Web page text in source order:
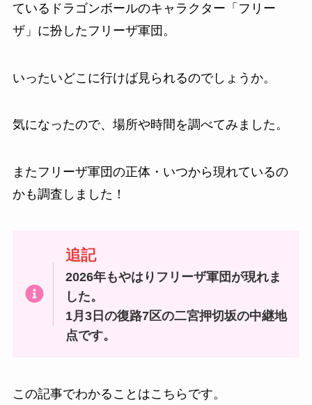
ているドラゴンボールのキャラクター「フリー
ザ」に扮したフリーザ軍団。
いったいどこに行けば見られるのでしょうか。
気になったので、場所や時間を調べてみました。
またフリーザ軍団の正体・いつから現れているの
かも調査しました！
追記
2026年もやはりフリーザ軍団が現れま
した。
1月3日の復路7区の二宮押切坂の中継地
点です。
この記事でわかることはこちらです。